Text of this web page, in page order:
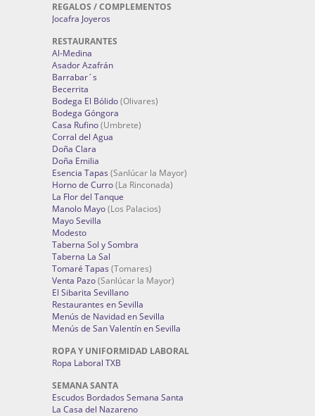
REGALOS / COMPLEMENTOS
Jocafra Joyeros
RESTAURANTES
Al-Medina
Asador Azafrán
Barrabar´s
Becerrita
Bodega El Bólido(Olivares)
Bodega Góngora
Casa Rufino(Umbrete)
Corral del Agua
Doña Clara
Doña Emilia
Esencia Tapas (Sanlúcar la Mayor)
Horno de Curro(La Rinconada)
La Flor del Tanque
Manolo Mayo(Los Palacios)
Mayo Sevilla
Modesto
Taberna Sol y Sombra
Taberna La Sal
Tomaré Tapas (Tomares)
Venta Pazo(Sanlúcar la Mayor)
El Sibarita Sevillano
Restaurantes en Sevilla
Menús de Navidad en Sevilla
Menús de San Valentín en Sevilla
ROPA Y UNIFORMIDAD LABORAL
Ropa Laboral TXB
SEMANA SANTA
Escudos Bordados Semana Santa
La Casa del Nazareno